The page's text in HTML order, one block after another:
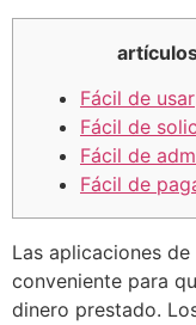
Fácil de usar
Fácil de
Fácil de
Fácil de
Las aplicaciones
conveniente para
dinero prestado.